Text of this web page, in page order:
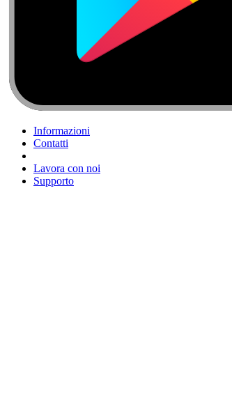
Informazioni
Contatti
Lavora con noi
Supporto